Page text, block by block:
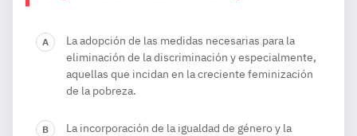
La adopción de las medidas necesarias para la
eliminación de la discriminación y especialmente,
aquellas que incidan en la creciente feminización
de la pobreza.
La incorporación de la igualdad de género y la